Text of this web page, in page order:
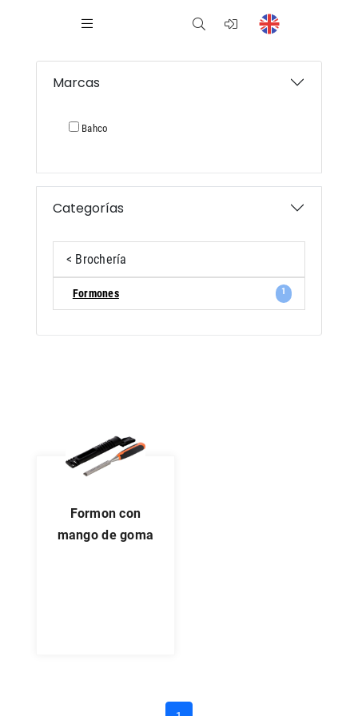
Marcas
Bahco
Categorías
< Brochería
Formones 1
formon con
mango de goma